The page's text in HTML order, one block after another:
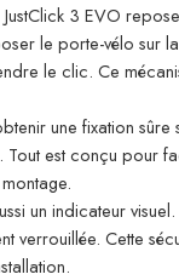
JustClick 3 EVO
le porte-vélo sur
le clic. Ce
une fixation sûre
Tout est conçu pour
un indicateur
verrouillée. Cette